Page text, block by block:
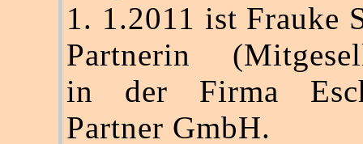
1. 1.2011 ist Frauke
Partnerin
in der Firma
Partner GmbH.